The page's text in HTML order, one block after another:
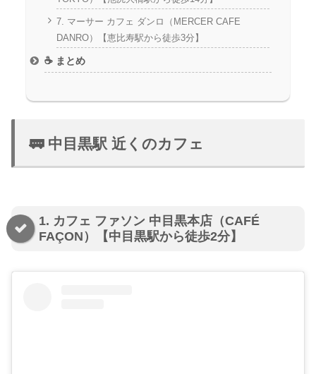
7. マーサー カフェ ダンロ（MERCER CAFE
DANRO）【恵比寿駅から徒歩3分】
☕ まとめ
🚃 中目黒駅 近くのカフェ
1. カフェ ファソン 中目黒本店（CAFÉ
FAÇON）【中目黒駅から徒歩2分】